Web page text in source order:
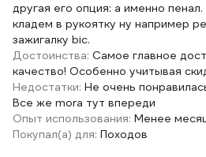
другая его опция: а именно
кладем в рукоятку ну например
зажигалку bic.
Достоинства: Самое главное
качество! Особенно учитывая
Недостатки: Не очень
Все же mora тут впереди
Опыт использования: Менее
Покупал(а) для: Походов